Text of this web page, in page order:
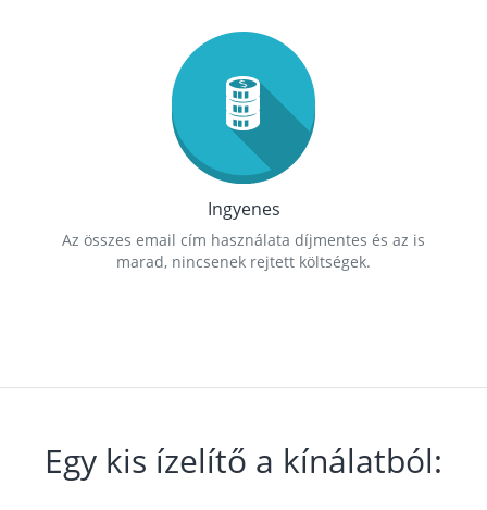
Ingyenes
Az összes email cím használata díjmentes és az is
marad, nincsenek rejtett költségek.
Egy kis ízelítő a kínálatból: